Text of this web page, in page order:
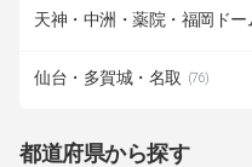
天神・中洲・薬院・福岡ドー
仙台・多賀城・名取 (76)
都道府県から探す